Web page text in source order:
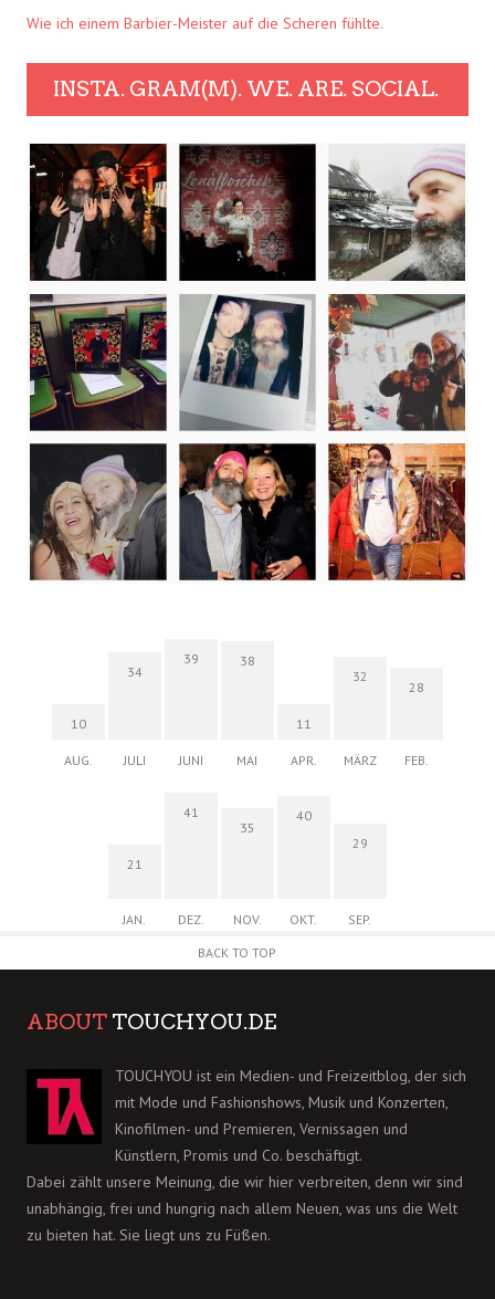
Wie ich einem Barbier-Meister auf die Scheren fühlte.
INSTA. GRAM(M). WE. ARE. SOCIAL.
10
AUG.
34
JULI
39
JUNI
38
MAI
11
APR.
32
MÄRZ
28
FEB.
21
JAN.
41
DEZ.
35
NOV.
40
OKT.
29
SEP.
BACK TO TOP
ABOUT TOUCHYOU.DE
TOUCHYOU ist ein Medien- und Freizeitblog, der sich
mit Mode und Fashionshows, Musik und Konzerten,
Kinofilmen- und Premieren, Vernissagen und
Künstlern, Promis und Co. beschäftigt.
Dabei zählt unsere Meinung, die wir hier verbreiten, denn wir sind
unabhängig, frei und hungrig nach allem Neuen, was uns die Welt
zu bieten hat. Sie liegt uns zu Füßen.